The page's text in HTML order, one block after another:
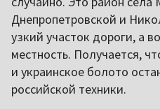
Днепропетровской и
узкий участок дороги, а
местность. Получается,
и украинское болото
российской техники.